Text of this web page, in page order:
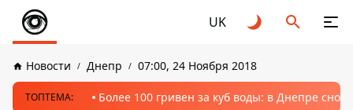
UK
Новости Днепр 07:00, 24 Ноября 2018
ТОПТЕМА: Более 100 гривен за куб воды: в Днепре